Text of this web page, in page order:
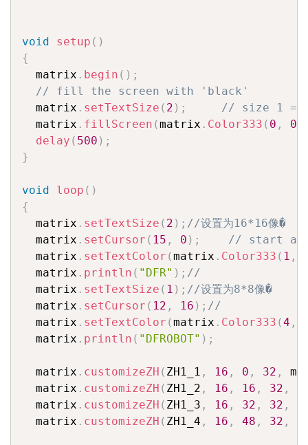
void setup ( )
{
  matrix
. begin ( ) ;
// fill the screen with 'black'
  matrix
. setTextSize ( 2 ) ;
// size 1 ==
  matrix
. fillScreen (matrix . Color333 ( 0 , 0
delay ( 500 ) ;
}
void loop ( )
{
  matrix
. setTextSize ( 2 ) ; //设置为16*16像�
  matrix
. setCursor ( 15 , 0 ) ;
// start at
  matrix
. setTextColor (matrix . Color333 ( 1 ,
  matrix
. println ( "DFR" ) ; //
  matrix
. setTextSize ( 1 ) ; //设置为8*8像�
  matrix
. setCursor ( 12 , 16 ) ; //
  matrix
. setTextColor (matrix . Color333 (4 ,
  matrix
. println ( "DFROBOT" ) ;
  matrix
. customizeZH ( ZH1_1 , 16 , 0 , 32 ,
  matrix
. customizeZH ( ZH1_2 , 16 , 16 , 32 ,
  matrix
. customizeZH ( ZH1_3 , 16 , 32 , 32 ,
  matrix
. customizeZH ( ZH1_4 , 16 , 48 , 32 ,